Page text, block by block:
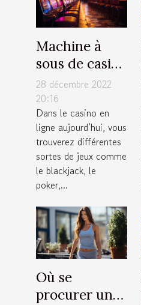
Machine à
sous de casino
: comment
fonctionne
cet appareil
électronique
de jeux ?
28 décembre 2022
20:16
Dans le casino en
ligne aujourd’hui, vous
trouverez différentes
sortes de jeux comme
le blackjack, le
poker,...
Où se
procurer un